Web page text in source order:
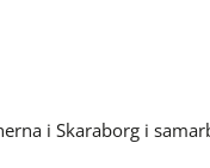
i Skaraborg i